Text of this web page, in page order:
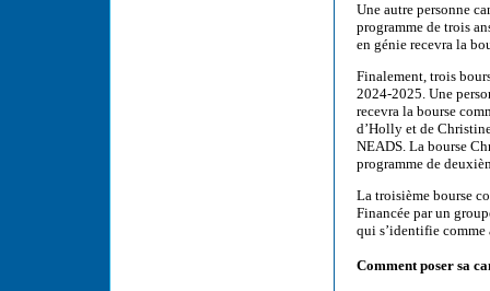
Une autre personne
programme de trois
en génie recevra la
Finalement, trois
2024-2025. Une
recevra la bourse
d’Holly et de
NEADS. La bourse
programme de
La troisième bourse
Financée par un
qui s’identifie comme
Comment poser sa